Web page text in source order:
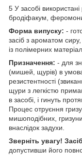
5 У засобі
бродіфакум,
Форма випуску: -
засіб з ароматом
із полімерних
Призначення: - для
(мишей, щурів) в
резистентності
щури з легкістю
в засобі, і гинуть
Процес отруєння
мишоподібних,
внаслідок задухи.
Зверніть увагу!
допустивши його